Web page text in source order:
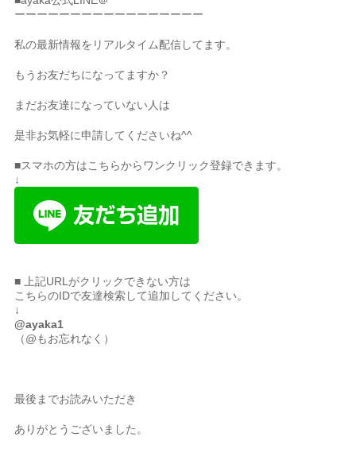
ーーーーーーーーーーーーーーーーー
私の最新情報をリアルタイム配信してます。
もうお友だちになってますか？
まだお友達になっていない人は
是非お気軽に申請してくださいね^^
■スマホの方はこちらからワンクリック登録できます。
↓
■ 上記URLがクリックできない方は
こちらのIDで友達検索して追加してください。
↓
@ayaka1
（@もお忘れなく）
最後までお読みいただき
ありがとうございました。